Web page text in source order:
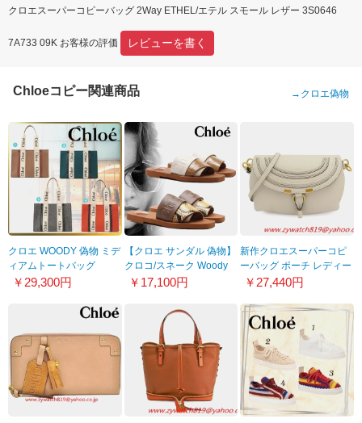
クロエスーパーコピーバッグ 2Way ETHEL/エテル スモール レザー 3S0646
7A733 09K お客様の評価 レビューを書く
Chloeコピー関連商品 → クロエ偽物
クロエ WOODY 偽物 ミデ
ィアムトートバッグ
CHC21WS383F3726E 人
￥29,300円
【クロエ サンダル 偽物】
クロコ/スネーク Woody
フラット ミュール
￥17,100円
新作クロエスーパーコピ
ーバッグ ポーチ レディー
ス 3P0578 161 007
￥27,440円